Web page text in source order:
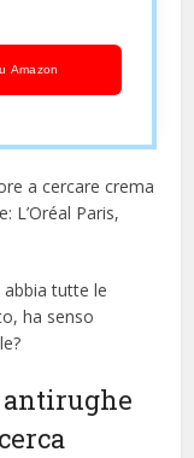
Amazon
a cercare crema
L’Oréal Paris,
abbia tutte le
ha senso